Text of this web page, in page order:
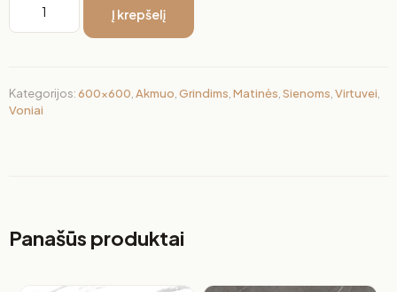
Į krepšelį
Kategorijos:600x600,Akmuo,Grindims,Matinės,Sienoms,Virtuvei,
Voniai
Panašūs produktai